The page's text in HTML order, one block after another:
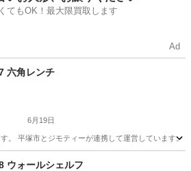
てもOK！最大限買取します
Ad
六角レンチ
6月19日
す。 平塚市とジモティーが連携して運営していま
ウォールシェルフ